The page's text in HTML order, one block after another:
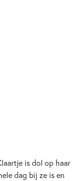
is dol op haar
dag bij ze is en